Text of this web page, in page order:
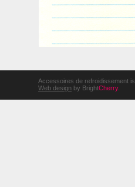
Accessoires de refroidissement
Web design by BrightCherry.